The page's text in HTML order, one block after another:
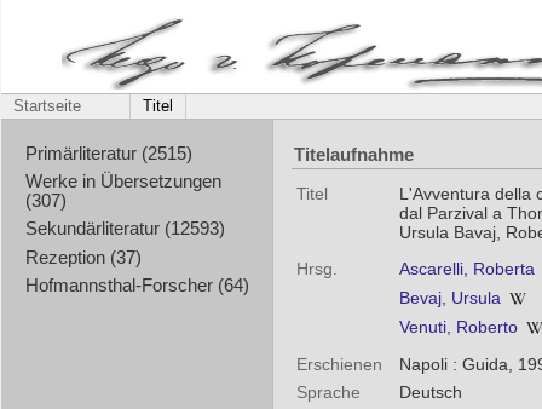
Startseite Titel
Primärliteratur (2515)
Werke in Übersetzungen
(307)
Sekundärliteratur (12593)
Rezeption (37)
Hofmannsthal-Forscher (64)
Titelaufnahme
Titel
L'Avventura della
dal Parzival a
Ursula Bavaj,
Hrsg.
Ascarelli, Roberta
Bevaj, Ursula
Venuti, Roberto
Erschienen
Napoli : Guida,
Sprache
Deutsch